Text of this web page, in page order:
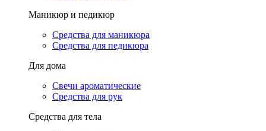
Маникюр и педикюр
Средства для маникюра
Средства для педикюра
Для дома
Свечи ароматические
Средства для рук
Средства для тела